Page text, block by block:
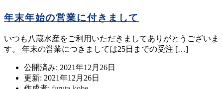
年末年始の営業に付きまして
いつも八蔵水産をご利用いただきましてありがとうございま
す。 年末の営業につきましては25日までの受注 […]
公開済み: 2021年12月26日
更新: 2021年12月26日